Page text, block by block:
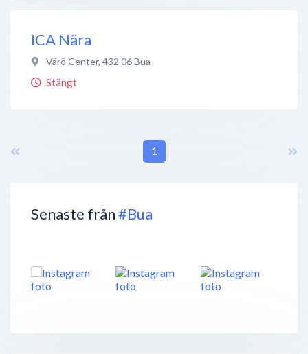
Senaste från#Bua
ICA Nära
Värö Center, 432 06Bua
Stängt
1